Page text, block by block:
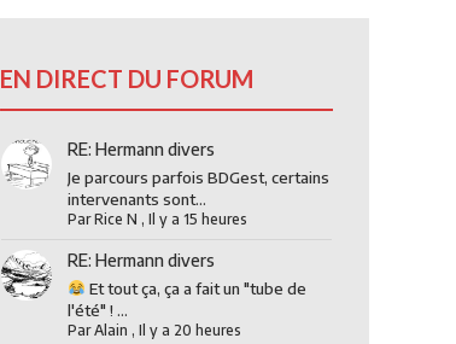
EN DIRECT DU FORUM
RE: Hermann divers
Je parcours parfois BDGest, certains
intervenants sont...
ParRice N , Il y a 15 heures
RE: Hermann divers
Et tout ça, ça a fait un "tube de
l'été" ! ...
ParAlain , Il y a 20 heures